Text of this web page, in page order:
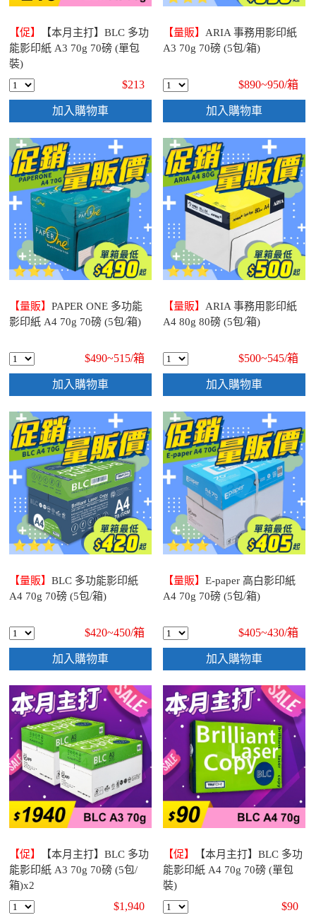
【促】
【本月主打】BLC 多功
能影印紙 A3 70g 70磅 (單包
裝)
$213
加入購物車
【量販】 ARIA 事務用影印紙
A3 70g 70磅 (5包/箱)
$890~950/箱
加入購物車
【量販】PAPER ONE 多功能
影印紙 A4 70g 70磅 (5包/箱)
$490~515/箱
加入購物車
【量販】 ARIA 事務用影印紙
A4 80g 80磅 (5包/箱)
$500~545/箱
加入購物車
【量販】BLC 多功能影印紙
A4 70g 70磅 (5包/箱)
$420~450/箱
加入購物車
【量販】E-paper 高白影印紙
A4 70g 70磅 (5包/箱)
$405~430/箱
加入購物車
【促】
【本月主打】BLC 多功
能影印紙 A3 70g 70磅 (5包/
箱)x2
$1,940
【促】
【本月主打】BLC 多功
能影印紙 A4 70g 70磅 (單包
裝)
$90